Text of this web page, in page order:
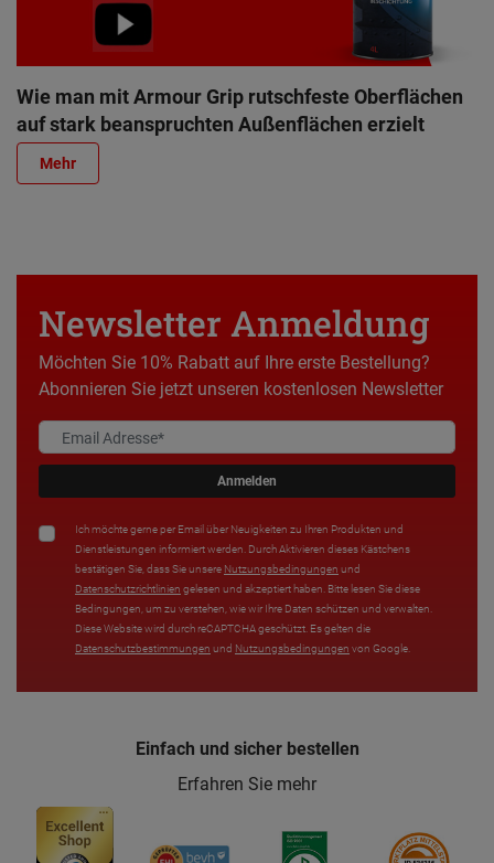
Wie man mit Armour Grip rutschfeste Oberflächen
auf stark beanspruchten Außenflächen erzielt
Mehr
Newsletter Anmeldung
Möchten Sie 10% Rabatt auf Ihre erste Bestellung?
Abonnieren Sie jetzt unseren kostenlosen Newsletter
Anmelden
Ich möchte gerne per Email über Neuigkeiten zu Ihren Produkten und
Dienstleistungen informiert werden. Durch Aktivieren dieses Kästchens
bestätigen Sie, dass Sie unsere Nutzungsbedingungen und
Datenschutzrichtlinien gelesen und akzeptiert haben. Bitte lesen Sie diese
Bedingungen, um zu verstehen, wie wir Ihre Daten schützen und verwalten.
Diese Website wird durch reCAPTCHA geschützt. Es gelten die
Datenschutzbestimmungen und Nutzungsbedingungen von Google.
Einfach und sicher bestellen
Erfahren Sie mehr